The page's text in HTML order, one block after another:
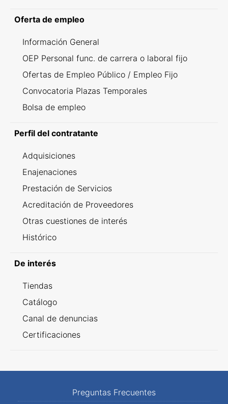
Oferta de empleo
Información General
OEP Personal func. de carrera o laboral fijo
Ofertas de Empleo Público / Empleo Fijo
Convocatoria Plazas Temporales
Bolsa de empleo
Perfil del contratante
Adquisiciones
Enajenaciones
Prestación de Servicios
Acreditación de Proveedores
Otras cuestiones de interés
Histórico
De interés
Tiendas
Catálogo
Canal de denuncias
Certificaciones
Preguntas Frecuentes